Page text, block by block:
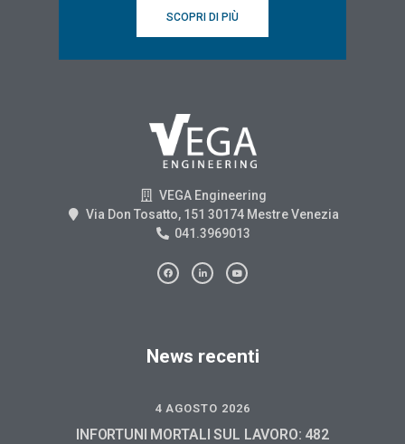
SCOPRI DI PIÙ
VEGA Engineering
Via Don Tosatto, 151 30174 Mestre Venezia
041.3969013
News recenti
4 AGOSTO 2026
INFORTUNI MORTALI SUL LAVORO: 482